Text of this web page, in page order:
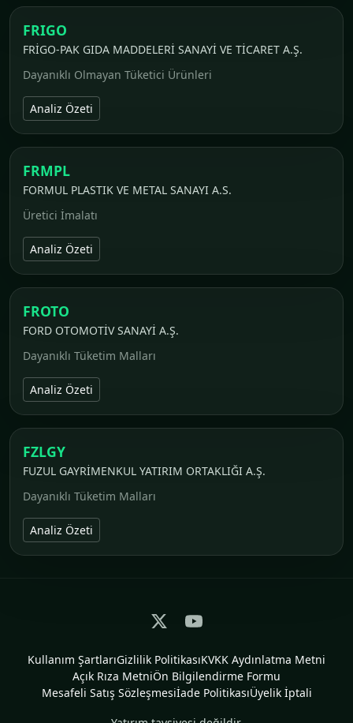
FRIGO
FRİGO-PAK GIDA MADDELERİ SANAYİ VE TİCARET A.Ş.
Dayanıklı Olmayan Tüketici Ürünleri
Analiz Özeti
FRMPL
FORMUL PLASTIK VE METAL SANAYI A.S.
Üretici İmalatı
Analiz Özeti
FROTO
FORD OTOMOTİV SANAYİ A.Ş.
Dayanıklı Tüketim Malları
Analiz Özeti
FZLGY
FUZUL GAYRİMENKUL YATIRIM ORTAKLIĞI A.Ş.
Dayanıklı Tüketim Malları
Analiz Özeti
Kullanım ŞartlarıGizlilik PolitikasıKVKK Aydınlatma Metni
Açık Rıza MetniÖn Bilgilendirme Formu
Mesafeli Satış Sözleşmesiİade PolitikasıÜyelik İptali